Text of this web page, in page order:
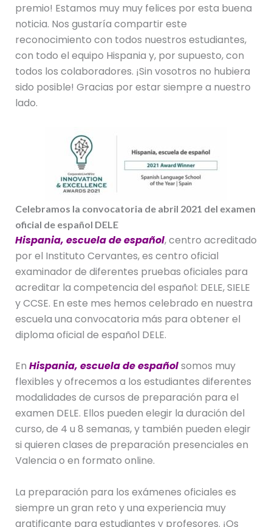
premio! Estamos muy muy felices por esta buena
noticia. Nos gustaría compartir este
reconocimiento con todos nuestros estudiantes,
con todo el equipo Hispania y, por supuesto, con
todos los colaboradores. ¡Sin vosotros no hubiera
sido posible! Gracias por estar siempre a nuestro
lado.
Celebramos la convocatoria de abril 2021 del examen
oficial de español DELE
Hispania, escuela de español, centro acreditado
por el Instituto Cervantes, es centro oficial
examinador de diferentes pruebas oficiales para
acreditar la competencia del español: DELE, SIELE
y CCSE. En este mes hemos celebrado en nuestra
escuela una convocatoria más para obtener el
diploma oficial de español DELE.
En Hispania, escuela de españolsomos muy
flexibles y ofrecemos a los estudiantes diferentes
modalidades de cursos de preparación para el
examen DELE. Ellos pueden elegir la duración del
curso, de 4 u 8 semanas, y también pueden elegir
si quieren clases de preparación presenciales en
Valencia o en formato online.
La preparación para los exámenes oficiales es
siempre un gran reto y una experiencia muy
gratificante para estudiantes y profesores. ¡Os